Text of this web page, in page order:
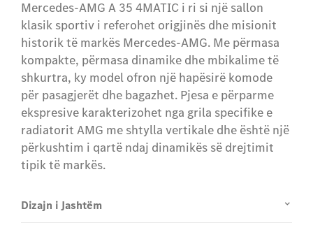
Mercedes-AMG A 35 4MATIC i ri si një sallon
klasik sportiv i referohet origjinës dhe misionit
historik të markës Mercedes-AMG. Me përmasa
kompakte, përmasa dinamike dhe mbikalime të
shkurtra, ky model ofron një hapësirë ​​komode
për pasagjerët dhe bagazhet. Pjesa e përparme
ekspresive karakterizohet nga grila specifike e
radiatorit AMG me shtylla vertikale dhe është një
përkushtim i qartë ndaj dinamikës së drejtimit
tipik të markës.
Dizajn i Jashtëm